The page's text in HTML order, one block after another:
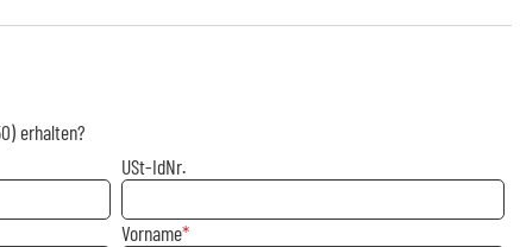
erhalten?
USt-IdNr.
Vorname